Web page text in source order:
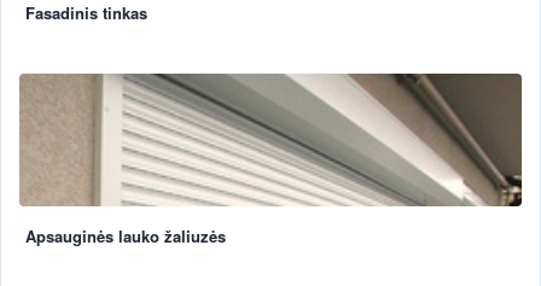
Fasadinis tinkas
Apsauginės lauko žaliuzės